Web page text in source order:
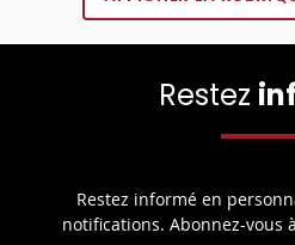
Restez
Restez informé en
notifications. Abonnez-vous